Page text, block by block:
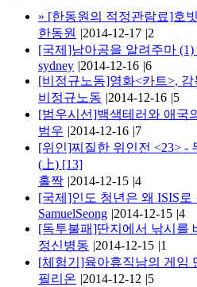
» [한동원의 적정관람료]호
한동원 |2014-12-17 |2
[국제]남아공을 알려주마 (1)
sydney |2014-12-16 |6
[비정규노동]영화<카트>,
비정규노동 |2014-12-16 |5
[범우시선]백색테러와 애국
범우 |2014-12-16 |7
[위인]찌질한 위인전 <23> -
(上) [13]
홀짝 |2014-12-15 |4
[국제]인도 청년은 왜 ISIS로
SamuelSeong |2014-12-15 |4
[독투불패]딴지에서 낚시를
정신병동 |2014-12-15 |1
[체험기]육아휴직남의 게임
필리온 |2014-12-12 |5